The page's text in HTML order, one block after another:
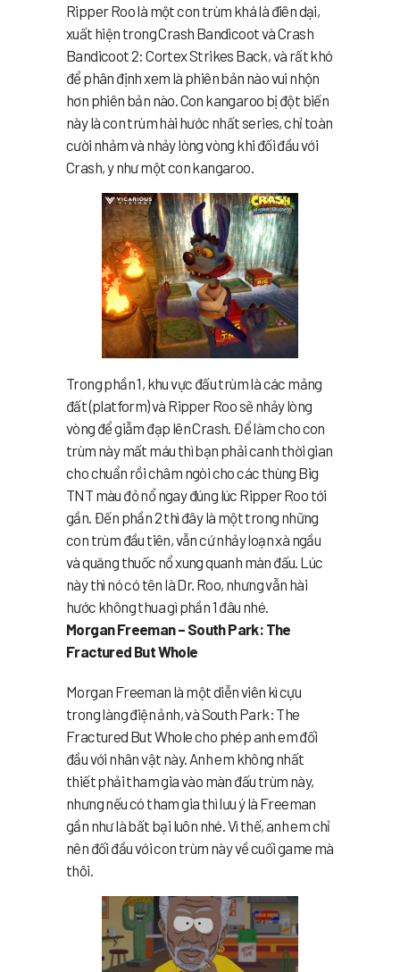
Ripper Roo là một con trùm khá là điên dại,
xuất hiện trong Crash Bandicoot và Crash
Bandicoot 2: Cortex Strikes Back, và rất khó
để phân định xem là phiên bản nào vui nhộn
hơn phiên bản nào. Con kangaroo bị đột biến
này là con trùm hài hước nhất series, chỉ toàn
cười nhảm và nhảy lòng vòng khi đối đầu với
Crash, y như một con kangaroo.
Trong phần 1, khu vực đấu trùm là các mảng
đất (platform) và Ripper Roo sẽ nhảy lòng
vòng để giẫm đạp lên Crash. Để làm cho con
trùm này mất máu thì bạn phải canh thời gian
cho chuẩn rồi châm ngòi cho các thùng Big
TNT màu đỏ nổ ngay đúng lúc Ripper Roo tới
gần. Đến phần 2 thì đây là một trong những
con trùm đầu tiên, vẫn cứ nhảy loạn xà ngầu
và quăng thuốc nổ xung quanh màn đấu. Lúc
này thì nó có tên là Dr. Roo, nhưng vẫn hài
hước không thua gì phần 1 đâu nhé.
Morgan Freeman – South Park: The
Fractured But Whole
Morgan Freeman là một diễn viên kì cựu
trong làng điện ảnh, và South Park: The
Fractured But Whole cho phép anh em đối
đầu với nhân vật này. Anh em không nhất
thiết phải tham gia vào màn đấu trùm này,
nhưng nếu có tham gia thì lưu ý là Freeman
gần như là bất bại luôn nhé. Vì thế, anh em chỉ
nên đối đầu với con trùm này về cuối game mà
thôi.